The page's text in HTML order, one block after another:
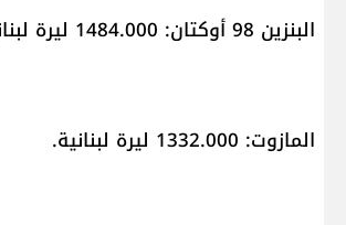
البنزين 98 أوكتان: 1484.000 ليرة لبنانية.
المازوت: 1332.000 ليرة لبنانية.